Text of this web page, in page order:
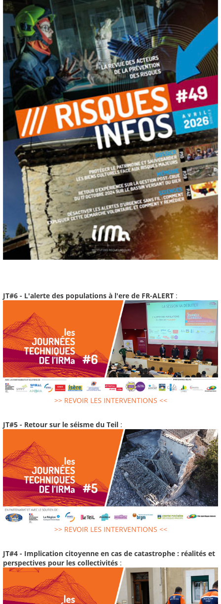
JT#6 - L'alerte des populations à l'ere de FR-ALERT :
>> REVOIR LES INTERVENTIONS <<
JT#5 - Retour sur le séisme du Teil :
>> REVOIR LES INTERVENTIONS <<
JT#4 - Implication citoyenne en cas de catastrophe : réalités et
perspectives pour les collectivités :